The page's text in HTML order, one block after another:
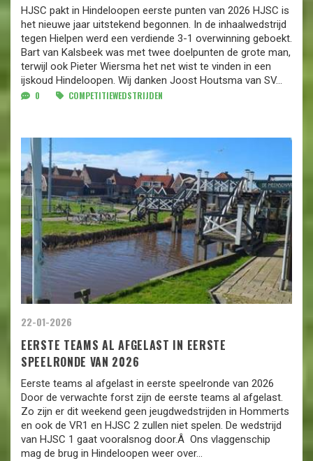
HJSC pakt in Hindeloopen eerste punten van 2026 HJSC is
het nieuwe jaar uitstekend begonnen. In de inhaalwedstrijd
tegen Hielpen werd een verdiende 3-1 overwinning geboekt.
Bart van Kalsbeek was met twee doelpunten de grote man,
terwijl ook Pieter Wiersma het net wist te vinden in een
ijskoud Hindeloopen. Wij danken Joost Houtsma van SV...
0 COMPETITIEWEDSTRIJDEN
22-01-2026
EERSTE TEAMS AL AFGELAST IN EERSTE
SPEELRONDE VAN 2026
Eerste teams al afgelast in eerste speelronde van 2026
Door de verwachte forst zijn de eerste teams al afgelast.
Zo zijn er dit weekend geen jeugdwedstrijden in Hommerts
en ook de VR1 en HJSC 2 zullen niet spelen. De wedstrijd
van HJSC 1 gaat vooralsnog door.Â Ons vlaggenschip
mag de brug in Hindeloopen weer over...